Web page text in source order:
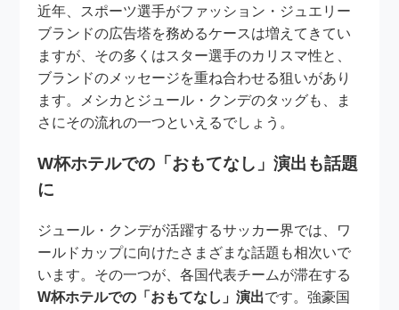
近年、スポーツ選手がファッション・ジュエリー
ブランドの広告塔を務めるケースは増えてきてい
ますが、その多くはスター選手のカリスマ性と、
ブランドのメッセージを重ね合わせる狙いがあり
ます。メシカとジュール・クンデのタッグも、ま
さにその流れの一つといえるでしょう。
W杯ホテルでの「おもてなし」演出も話題
に
ジュール・クンデが活躍するサッカー界では、ワ
ールドカップに向けたさまざまな話題も相次いで
います。その一つが、各国代表チームが滞在する
W杯ホテルでの「おもてなし」演出です。強豪国